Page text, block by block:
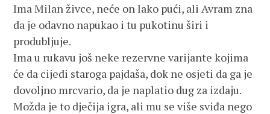
Ima Milan živce, neće on lako pući, ali Avram zna
da je odavno napukao i tu pukotinu širi i
produbljuje.
Ima u rukavu još neke rezervne varijante kojima
će da cijedi staroga pajdaša, dok ne osjeti da ga je
dovoljno mrcvario, da je naplatio dug za izdaju.
Možda je to dječija igra, ali mu se više sviđa nego